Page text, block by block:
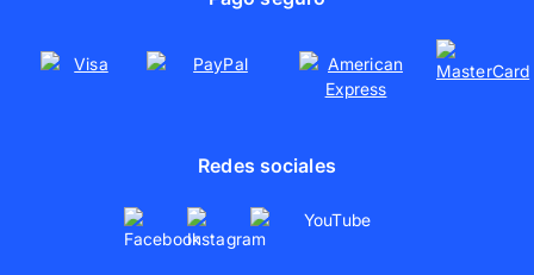
Redes sociales